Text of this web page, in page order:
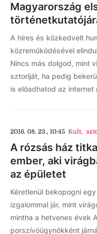
Magyarország
A híres és közkedvelt
közreműködésével
Nincs más dolgod, mint
sztoriját, ha pedig
is előadhatod az internet
2016. 08. 23., 10:45 Kult,
A rózsás ház
ember, aki
az épületet
Kéretlenül bekopogni
izgalommal jár, mint
mintha a hetvenes évek
porszívóügynökként